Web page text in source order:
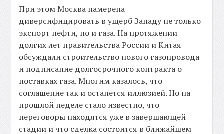
При этом Москва намерена
диверсифицировать в ущерб Западу не только
экспорт нефти, но и газа. На протяжении
долгих лет правительства России и Китая
обсуждали строительство нового газопровода
и подписание долгосрочного контракта о
поставках газа. Многим казалось, что
соглашение так и останется иллюзией. Но на
прошлой неделе стало известно, что
переговоры находятся уже в завершающей
стадии и что сделка состоится в ближайшем